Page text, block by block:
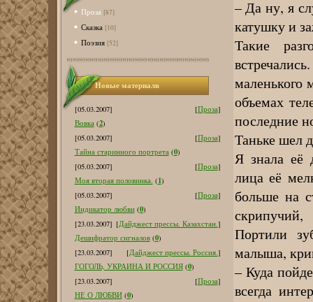
Проза [87]
Сказка [10]
Поэзия [52]
Новые материалв
[05.03.2007] [Проза]
Вовка (2)
[05.03.2007]
[Проза]
Тайна старинного портрета (0)
[05.03.2007]
[Проза]
Моя вторая половинка. (1)
[05.03.2007]
[Проза]
Индикатор любви (0)
[23.03.2007] [Дайджест прессы. Казахстан.]
Дешифратор сигналов (0)
[23.03.2007]
[Дайджест прессы. Россия.]
ГОГОЛЬ, УКРАИНА И РОССИЯ (0)
[23.03.2007]
[Проза]
НЕ О ЛЮБВИ (0)
– Да ну, я
катушку и
Такие
маленького
объемах
последние
Таньке шел
Я знала её
лица её
больше на
Портили
малыша,
– Куда
всегда